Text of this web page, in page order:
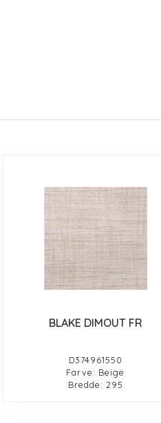
BLAKE DIMOUT FR
D374961550
Farve: Beige
Bredde: 295